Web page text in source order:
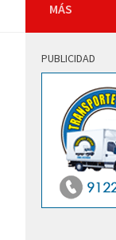
MÁS
PUBLICIDAD